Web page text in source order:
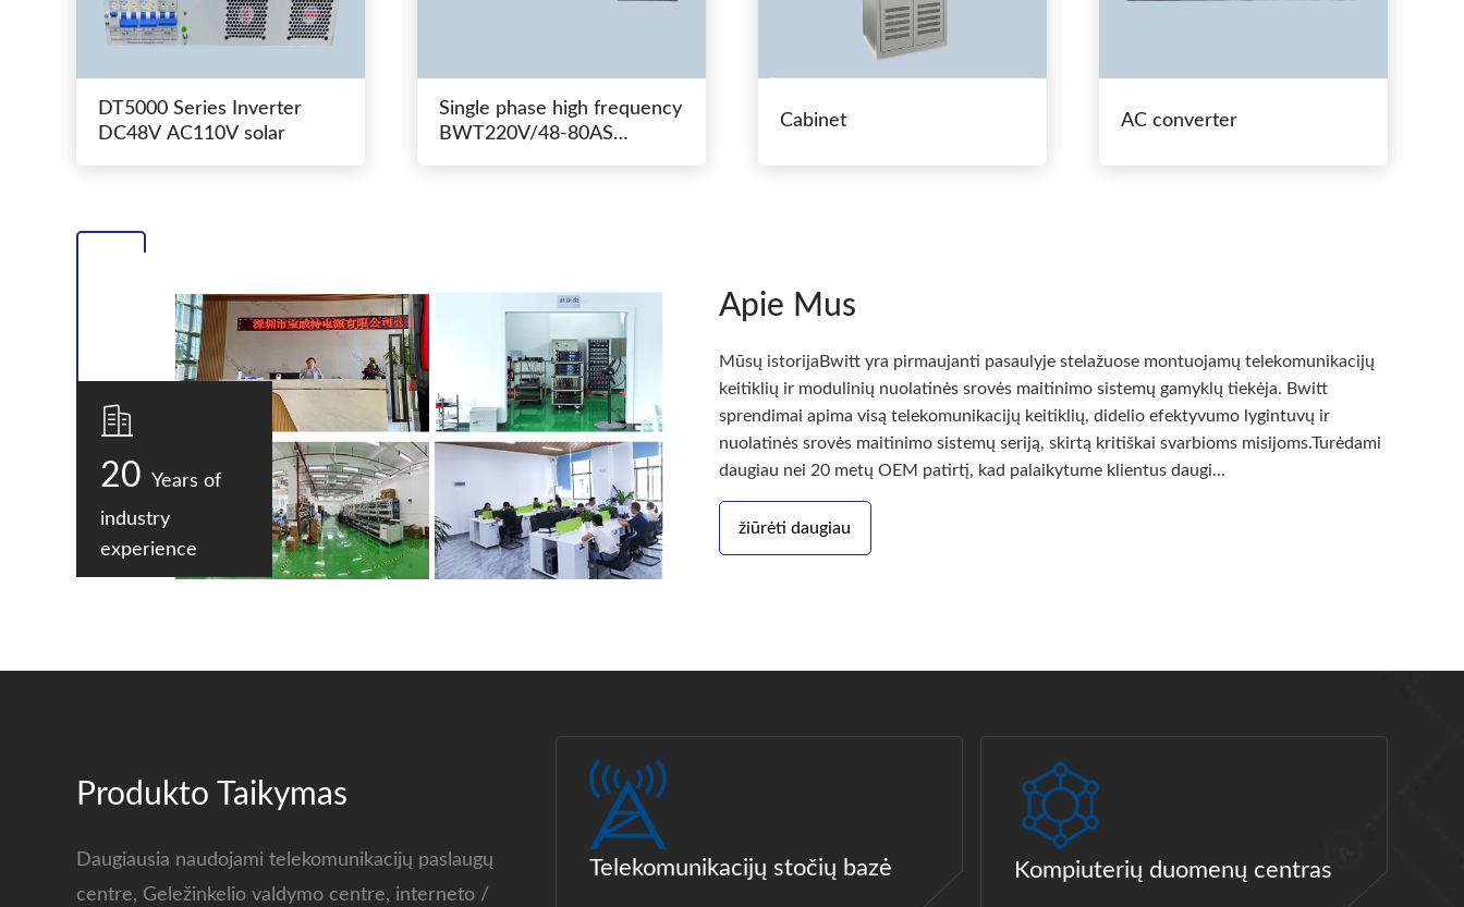
DT5000 Series Inverter
DC48V AC110V solar
Single phase high frequency
BWT220V/48-80AS
Cabinet AC converter
20 Years of
industry
experience
Apie Mus
Mūsų istorijaBwitt yra pirmaujanti pasaulyje stelažuose montuojamų telekomunikacijų
keitiklių ir modulinių nuolatinės srovės maitinimo sistemų gamyklų tiekėja. Bwitt
sprendimai apima visą telekomunikacijų keitiklių, didelio efektyvumo lygintuvų ir
nuolatinės srovės maitinimo sistemų seriją, skirtą kritiškai svarbioms misijoms.Turėdami
daugiau nei 20 metų OEM patirtį, kad palaikytume klientus daugi...
žiūrėti daugiau
Produkto Taikymas
Daugiausia naudojami telekomunikacijų paslaugų
centre, Geležinkelio valdymo centre, interneto /
Telekomunikacijų stočių bazė Kompiuterių duomenų centras